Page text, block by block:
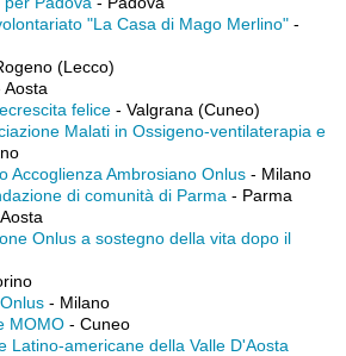
"La Casa di Mago Merlino" -
(Lecco)
Aosta
felice - Valgrana (Cuneo)
Malati in Ossigeno-ventilaterapia e
Accoglienza Ambrosiano Onlus - Milano
di comunità di Parma - Parma
Onlus a sostegno della vita dopo il
- Milano
MOMO - Cuneo
Latino-americane della Valle D'Aosta